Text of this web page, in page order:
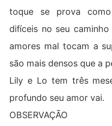
toque se prova
difíceis no seu
amores mal tocam a
são mais densos que a
Lily e Lo tem três
profundo seu amor vai.
OBSERVAÇÃO